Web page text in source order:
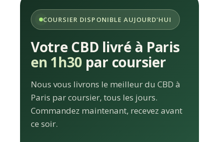
COURSIER DISPONIBLE AUJOURD'HUI
Votre CBD livré à Paris
en 1h30 par coursier
Nous vous livrons le meilleur du CBD à
Paris par coursier, tous les jours.
Commandez maintenant, recevez avant
ce soir.